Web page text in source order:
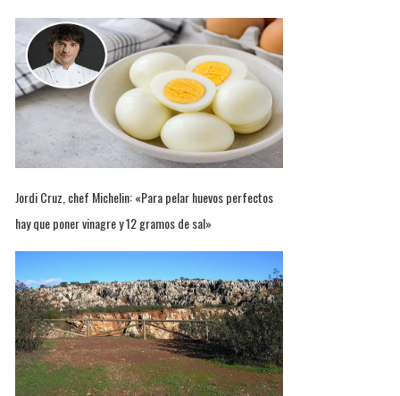
Jordi Cruz, chef Michelin: «Para pelar huevos perfectos
hay que poner vinagre y 12 gramos de sal»